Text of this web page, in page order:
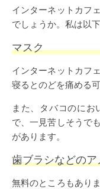
インターネットカフ
でしょうか。私は以
マスク
インターネットカフ
寝るとのどを痛める
また、タバコのに
で、一見苦しそうで
があります。
歯ブラシなどの
無料のところもあり